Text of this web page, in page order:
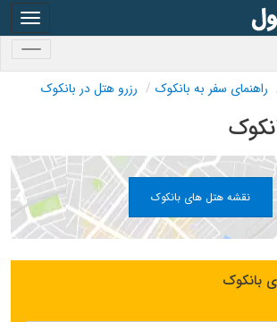
راهنمای سفر به بانکوک رزرو هتل در بانکوک
نقشه هتل های بانکوک
بانکوک